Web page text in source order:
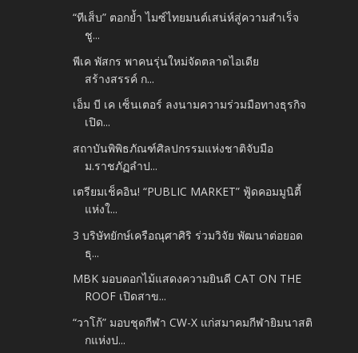
“ทีเส็บ” ตอกย้ำ ไมซ์ไทยมนต์เสน่ห์สู่ความสำเร็จ
ชู...
พีเค พัสกร พาคนรุ่นใหม่จัดตลาดไอเดีย
สร้างสรรค์ ก...
เอ็ม บี เค เซ็นเตอร์ ลงนามความร่วมมือทางธุรกิจ
เปิด...
สถาบันพิพิธภัณฑ์ศิลปกรรมแห่งชาติจับมือ
ม.ราชภัฏลำป...
เตรียมเช็คอิน! “PUBLIC MARKET” ฟู้ดคอมมูนิตี้
แห่งใ...
3 บริษัทยักษ์เครือณุศาศิริ ร่วมวิจัย พัฒนาต่อยอด
ธุ...
MBK มอบดอกไม้แสดงความยินดี CAT ON THE
ROOF เปิดสาข...
“วาโก้” มอบชุดกีฬา CW-X แก่สมาคมกีฬายิมนาสติ
กแห่งป...